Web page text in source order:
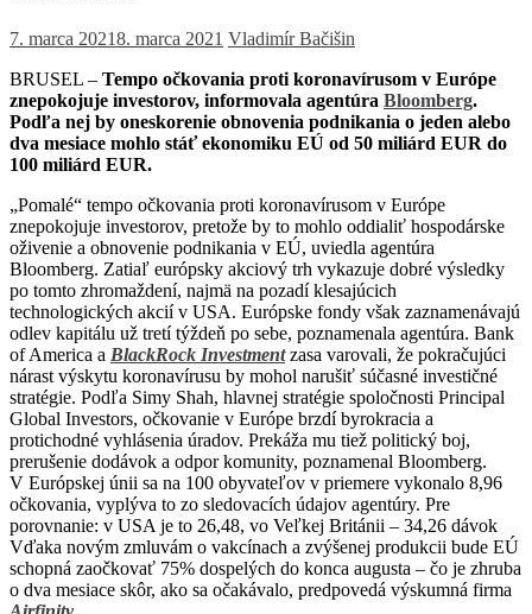
7. marca 20218. marca 2021 Vladimír Bačišin
BRUSEL – Tempo očkovania proti koronavírusom v Európe
znepokojuje investorov, informovala agentúra Bloomberg.
Podľa nej by oneskorenie obnovenia podnikania o jeden alebo
dva mesiace mohlo stáť ekonomiku EÚ od 50 miliárd EUR do
100 miliárd EUR.
„Pomalé“ tempo očkovania proti koronavírusom v Európe
znepokojuje investorov, pretože by to mohlo oddialiť hospodárske
oživenie a obnovenie podnikania v EÚ, uviedla agentúra
Bloomberg. Zatiaľ európsky akciový trh vykazuje dobré výsledky
po tomto zhromaždení, najmä na pozadí klesajúcich
technologických akcií v USA. Európske fondy však zaznamenávajú
odlev kapitálu už tretí týždeň po sebe, poznamenala agentúra. Bank
of America a BlackRock Investmentzasa varovali, že pokračujúci
nárast výskytu koronavírusu by mohol narušiť súčasné investičné
stratégie. Podľa Simy Shah, hlavnej stratégie spoločnosti Principal
Global Investors, očkovanie v Európe brzdí byrokracia a
protichodné vyhlásenia úradov. Prekáža mu tiež politický boj,
prerušenie dodávok a odpor komunity, poznamenal Bloomberg.
V Európskej únii sa na 100 obyvateľov v priemere vykonalo 8,96
očkovania, vyplýva to zo sledovacích údajov agentúry. Pre
porovnanie: v USA je to 26,48, vo Veľkej Británii – 34,26 dávok
Vďaka novým zmluvám o vakcínach a zvýšenej produkcii bude EÚ
schopná zaočkovať 75% dospelých do konca augusta – čo je zhruba
o dva mesiace skôr, ako sa očakávalo, predpovedá výskumná firma